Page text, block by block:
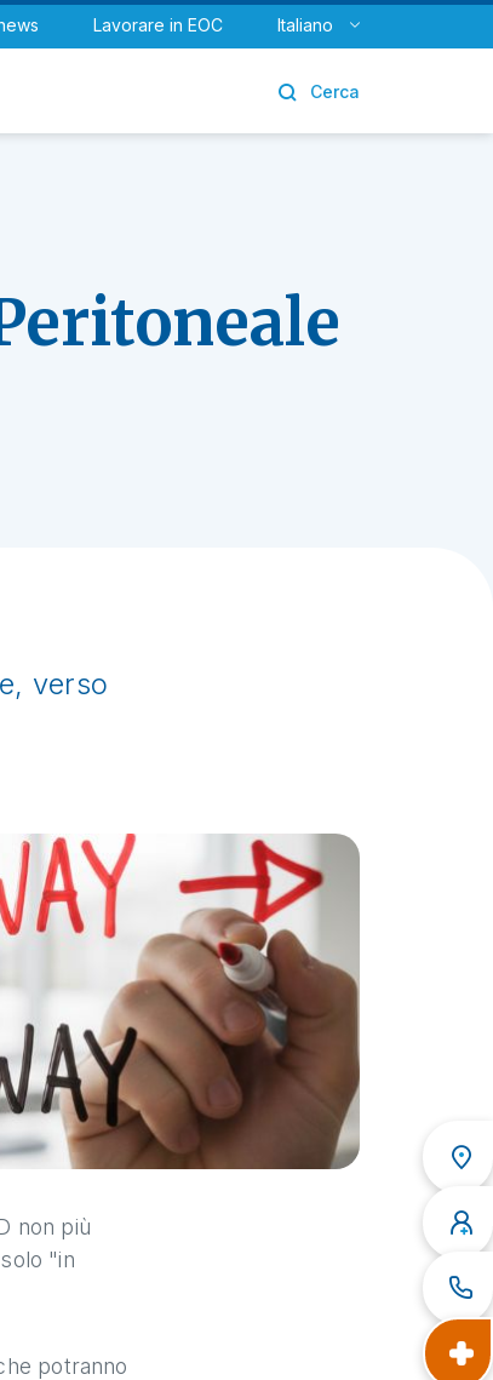
Lavorare in EOC Italiano
Cerca
Urologia
verso
non più
"in
potranno